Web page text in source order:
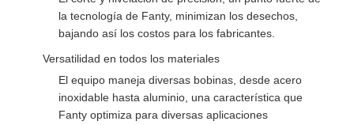
la tecnología de Fanty, minimizan los desechos,
bajando así los costos para los fabricantes.
Versatilidad en todos los materiales
El equipo maneja diversas bobinas, desde acero
inoxidable hasta aluminio, una característica que
Fanty optimiza para diversas aplicaciones